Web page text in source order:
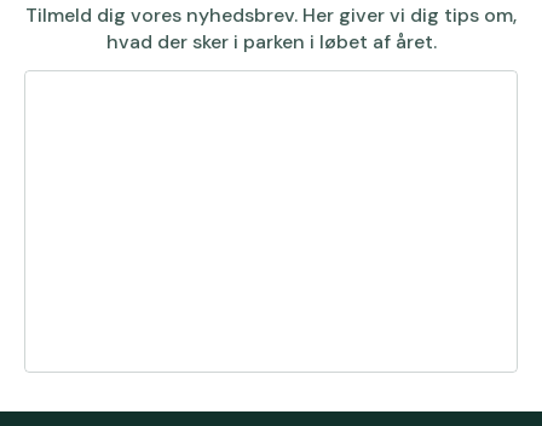
Tilmeld dig vores nyhedsbrev. Her giver vi dig tips om,
hvad der sker i parken i løbet af året.